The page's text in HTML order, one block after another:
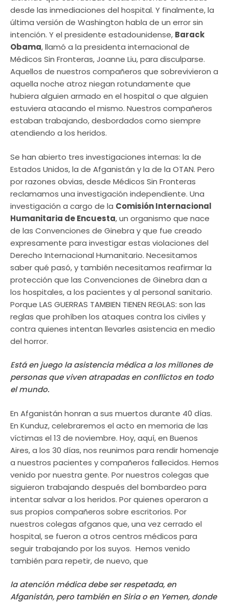
desde las inmediaciones del hospital. Y finalmente, la
última versión de Washington habla de un error sin
intención. Y el presidente estadounidense, Barack
Obama, llamó a la presidenta internacional de
Médicos Sin Fronteras, Joanne Liu, para disculparse.
Aquellos de nuestros compañeros que sobrevivieron a
aquella noche atroz niegan rotundamente que
hubiera alguien armado en el hospital o que alguien
estuviera atacando el mismo. Nuestros compañeros
estaban trabajando, desbordados como siempre
atendiendo a los heridos.
Se han abierto tres investigaciones internas: la de
Estados Unidos, la de Afganistán y la de la OTAN. Pero
por razones obvias, desde Médicos Sin Fronteras
reclamamos una investigación independiente. Una
investigación a cargo de la Comisión Internacional
Humanitaria de Encuesta, un organismo que nace
de las Convenciones de Ginebra y que fue creado
expresamente para investigar estas violaciones del
Derecho Internacional Humanitario. Necesitamos
saber qué pasó, y también necesitamos reafirmar la
protección que las Convenciones de Ginebra dan a
los hospitales, a los pacientes y al personal sanitario.
Porque LAS GUERRAS TAMBIEN TIENEN REGLAS: son las
reglas que prohíben los ataques contra los civiles y
contra quienes intentan llevarles asistencia en medio
del horror.
Está en juego la asistencia médica a los millones de
personas que viven atrapadas en conflictos en todo
el mundo.
En Afganistán honran a sus muertos durante 40 días.
En Kunduz, celebraremos el acto en memoria de las
víctimas el 13 de noviembre. Hoy, aquí, en Buenos
Aires, a los 30 días, nos reunimos para rendir homenaje
a nuestros pacientes y compañeros fallecidos. Hemos
venido por nuestra gente. Por nuestros colegas que
siguieron trabajando después del bombardeo para
intentar salvar a los heridos. Por quienes operaron a
sus propios compañeros sobre escritorios. Por
nuestros colegas afganos que, una vez cerrado el
hospital, se fueron a otros centros médicos para
seguir trabajando por los suyos. Hemos venido
también para repetir, de nuevo, que
la atención médica debe ser respetada, en
Afganistán, pero también en Siria o en Yemen, donde